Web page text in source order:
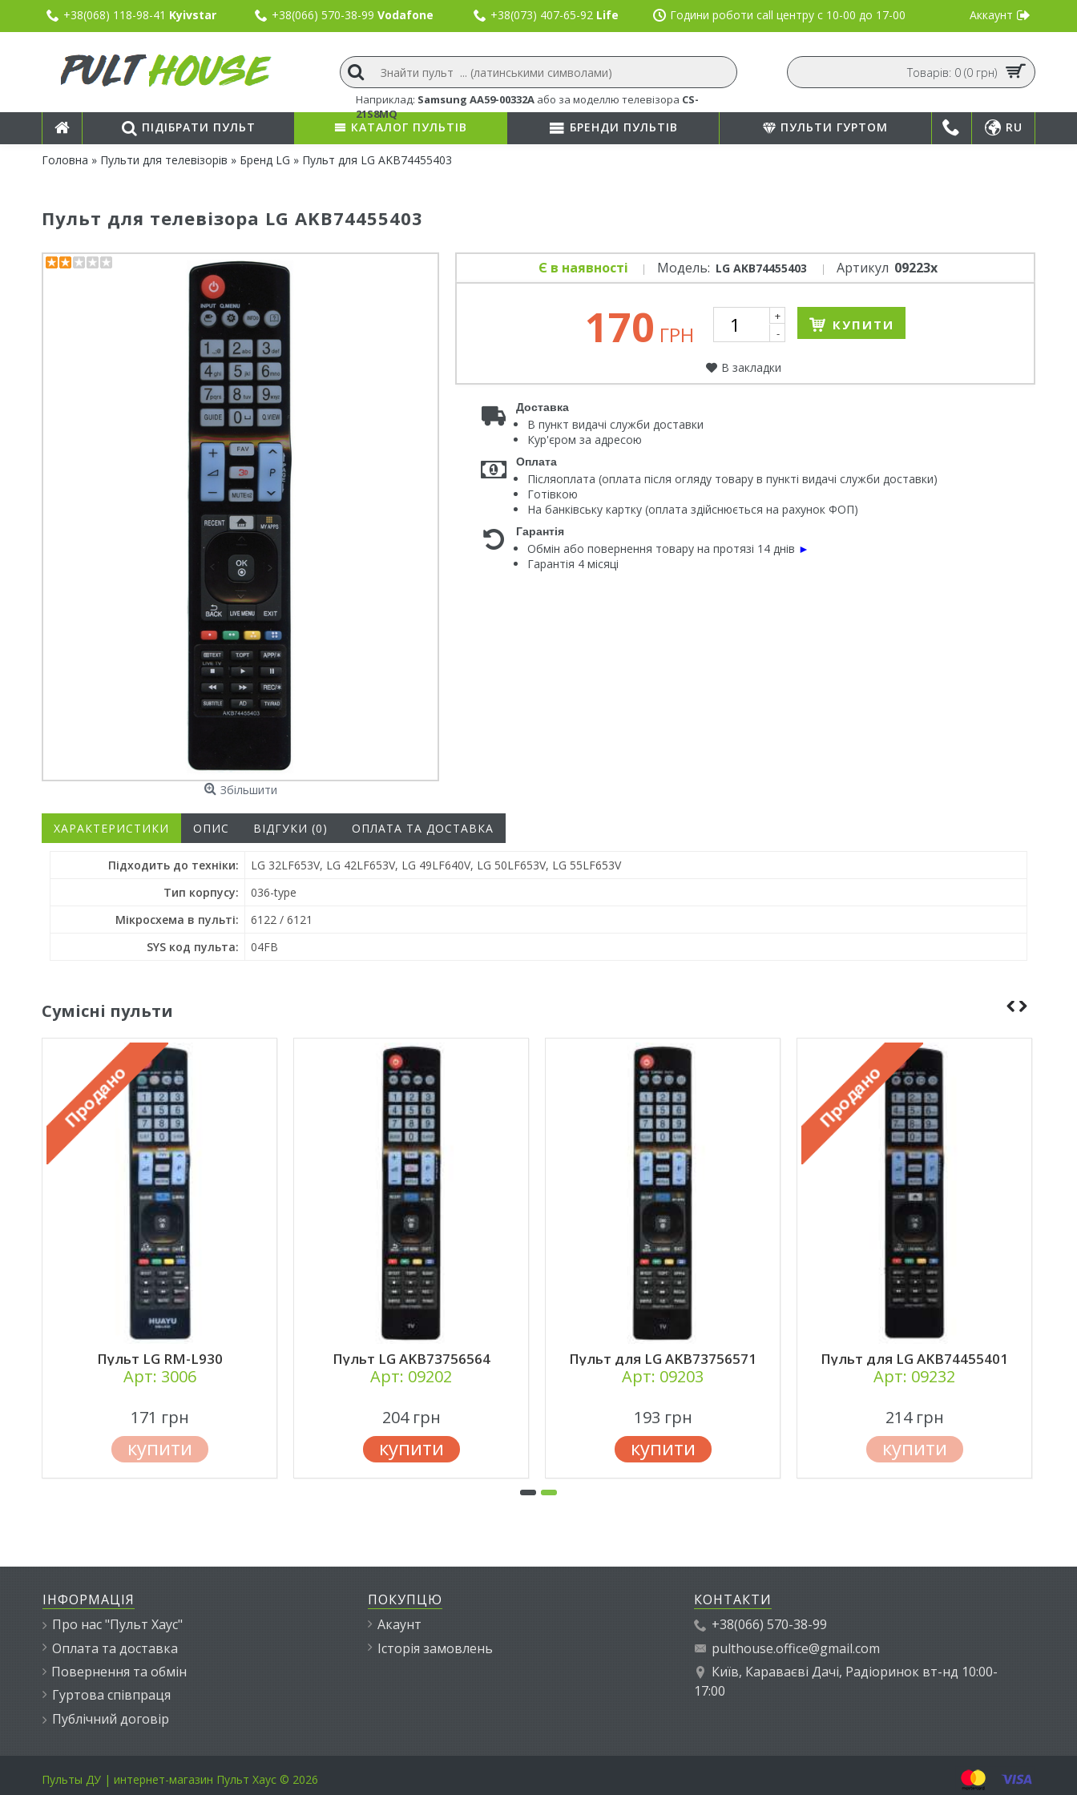
+38(068) 118-98-41 Kyivstar +38(066) 570-38-99 Vodafone +38(073) 407-65-92 Life Години роботи call центру с 10-00 до 17-00 Аккаунт
Наприклад: Samsung AA59-00332A або за моделлю телевізора CS-
21S8MQ
Товарів: 0 (0 грн)
ПІДІБРАТИ ПУЛЬТ КАТАЛОГ ПУЛЬТІВ БРЕНДИ ПУЛЬТІВ ПУЛЬТИ ГУРТОМ RU
Головна » Пульти для телевізорів » Бренд LG » Пульт для LG AKB74455403
Пульт для телевізора LG AKB74455403
Збільшити
Є в наявності Модель: LG AKB74455403 Артикул 09223x
170 ГРН
+
-
КУПИТИ
В закладки
Доставка
В пункт видачі служби доставки
Кур'єром за адресою
Оплата
Післяоплата (оплата після огляду товару в пункті видачі служби доставки)
Готівкою
На банківську картку (оплата здійснюється на рахунок ФОП)
Гарантія
Обмін або повернення товару на протязі 14 днів ►
Гарантія 4 місяці
ХАРАКТЕРИСТИКИ ОПИС ВІДГУКИ (0) ОПЛАТА ТА ДОСТАВКА
Підходить до техніки:
LG 32LF653V, LG 42LF653V, LG 49LF640V, LG 50LF653V, LG 55LF653V
Тип корпусу:
036-type
Мікросхема в пульті:
6122 / 6121
SYS код пульта:
04FB
Сумісні пульти
Пульт LG RM-L930
Арт: 3006
171 грн
купити
Пульт LG AKB73756564
Арт: 09202
204 грн
купити
Пульт для LG AKB73756571
Арт: 09203
193 грн
купити
Пульт для LG AKB74455401
Арт: 09232
214 грн
купити
ІНФОРМАЦІЯ
Про нас "Пульт Хаус"
Оплата та доставка
Повернення та обмін
Гуртова співпраця
Публічний договір
ПОКУПЦЮ
Акаунт
Історія замовлень
КОНТАКТИ
+38(066) 570-38-99
pulthouse.office@gmail.com
Київ, Караваєві Дачі, Радіоринок вт-нд 10:00-
17:00
Пульты ДУ | интернет-магазин Пульт Хаус © 2026